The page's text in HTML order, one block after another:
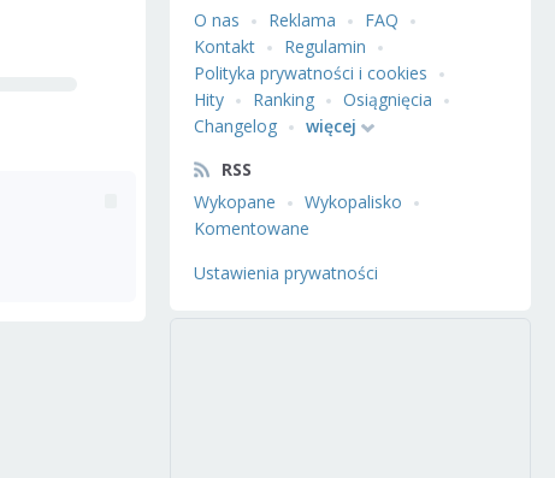
O nas
Reklama
FAQ
Kontakt
Regulamin
Polityka prywatności i cookies
Hity
Ranking
Osiągnięcia
Changelog
więcej
RSS
Wykopane
Wykopalisko
Komentowane
Ustawienia prywatności